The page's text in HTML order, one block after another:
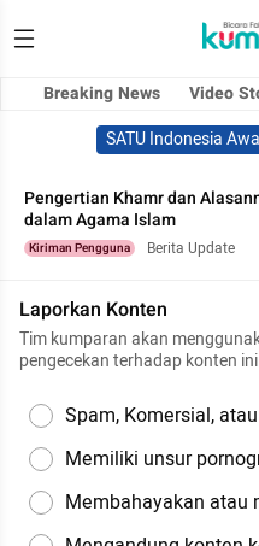
Breaking News Video
SATU Indonesia
Pengertian Khamr dan
dalam Agama Islam
Kiriman Pengguna Berita Update
Laporkan Konten
Tim kumparan akan
pengecekan terhadap konten
Spam, Komersial,
Memiliki unsur
Membahayakan atau